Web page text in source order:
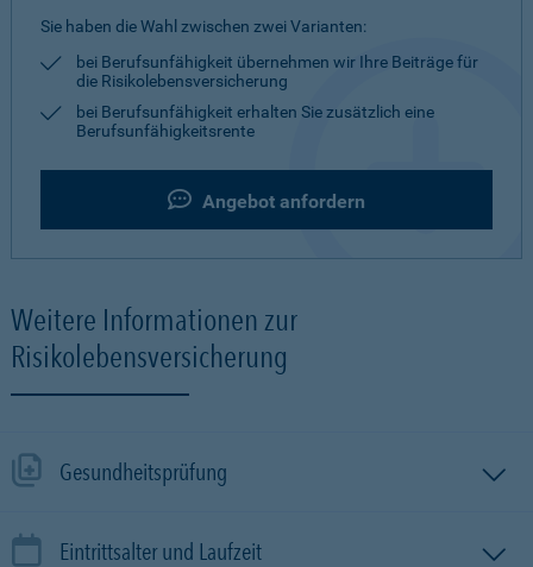
Sie haben die Wahl zwischen zwei Varianten:
bei Berufsunfähigkeit übernehmen wir Ihre Beiträge für
die Risikolebensversicherung
bei Berufsunfähigkeit erhalten Sie zusätzlich eine
Berufsunfähigkeitsrente
Angebot anfordern
Weitere Informationen zur
Risikolebensversicherung
Gesundheitsprüfung
Eintrittsalter und Laufzeit